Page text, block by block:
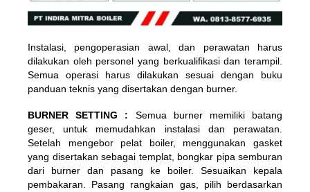
Instalasi, pengoperasian awal, dan perawatan harus
dilakukan oleh personel yang berkualifikasi dan terampil.
Semua operasi harus dilakukan sesuai dengan buku
panduan teknis yang disertakan dengan burner.
BURNER SETTING : Semua burner memiliki batang
geser, untuk memudahkan instalasi dan perawatan.
Setelah mengebor pelat boiler, menggunakan gasket
yang disertakan sebagai templat, bongkar pipa semburan
dari burner dan pasang ke boiler. Sesuaikan kepala
pembakaran. Pasang rangkaian gas, pilih berdasarkan